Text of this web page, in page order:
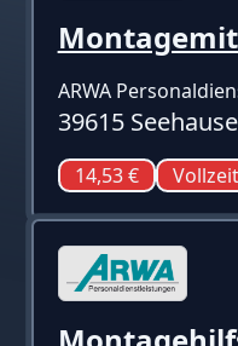
ARWA
39615
14,53 € Vollzeit